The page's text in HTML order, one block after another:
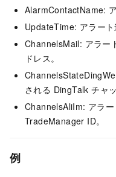
AlarmContactName:
UpdateTime: アラート
ChannelsMail: アラー
ドレス。
される DingTalk チャ
ChannelsAliIm: アラ
TradeManager ID。
例